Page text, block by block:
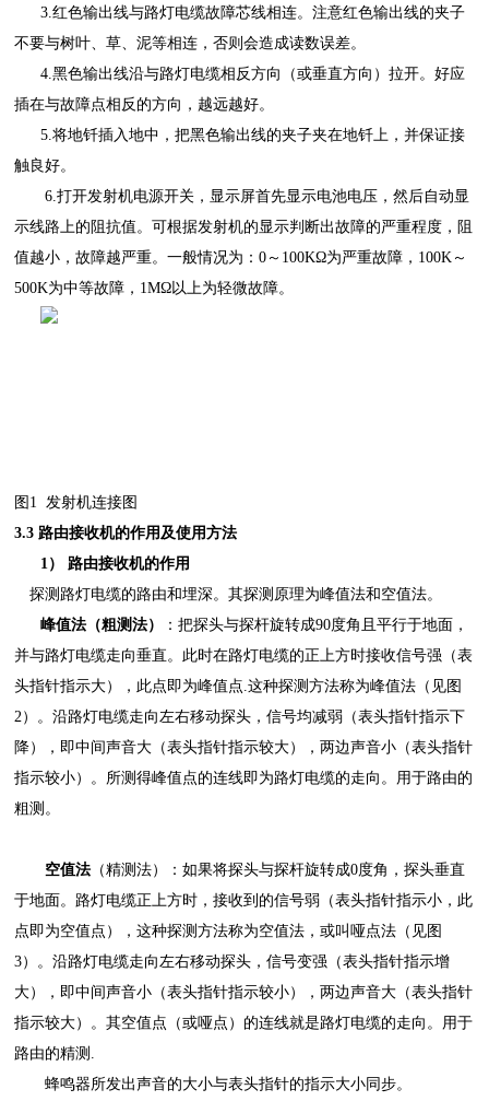
3.红色输出线与路灯电缆故障芯线相连。注意红色输出线的夹子
不要与树叶、草、泥等相连，否则会造成读数误差。
4.黑色输出线沿与路灯电缆相反方向（或垂直方向）拉开。好应
插在与故障点相反的方向，越远越好。
5.将地钎插入地中，把黑色输出线的夹子夹在地钎上，并保证接
触良好。
6.打开发射机电源开关，显示屏首先显示电池电压，然后自动显
示线路上的阻抗值。可根据发射机的显示判断出故障的严重程度，阻
值越小，故障越严重。一般情况为：0～100KΩ为严重故障， 100K ～
500K为中等故障， 1MΩ以上为轻微故障。
图 1 发射机连接图
3.3 路由接收机的作用及使用方法
1）
路由接收机的作用
探测路灯电缆的路由和埋深。其探测原理为峰值法和空值法。
峰值法（粗测法）
：把探头与探杆旋转成90度角且平行于地面，
并与路灯电缆走向垂直。此时在路灯电缆的正上方时接收信号强（表
头指针指示大），此点即为峰值点 .这种探测方法称为峰值法（见图
2）。沿路灯电缆走向左右移动探头，信号均减弱（表头指针指示下
降），即中间声音大（表头指针指示较大），两边声音小（表头指针
指示较小）。所测得峰值点的连线即为路灯电缆的走向。用于路由的
粗测。
空值法 （精测法）：如果将探头与探杆旋转成0度角，探头垂直
于地面。路灯电缆正上方时，接收到的信号弱（表头指针指示小，此
点即为空值点），这种探测方法称为空值法，或叫哑点法（见图
3）。沿路灯电缆走向左右移动探头，信号变强（表头指针指示增
大），即中间声音小（表头指针指示较小），两边声音大（表头指针
指示较大）。其空值点（或哑点）的连线就是路灯电缆的走向。用于
路由的精测.
蜂鸣器所发出声音的大小与表头指针的指示大小同步。